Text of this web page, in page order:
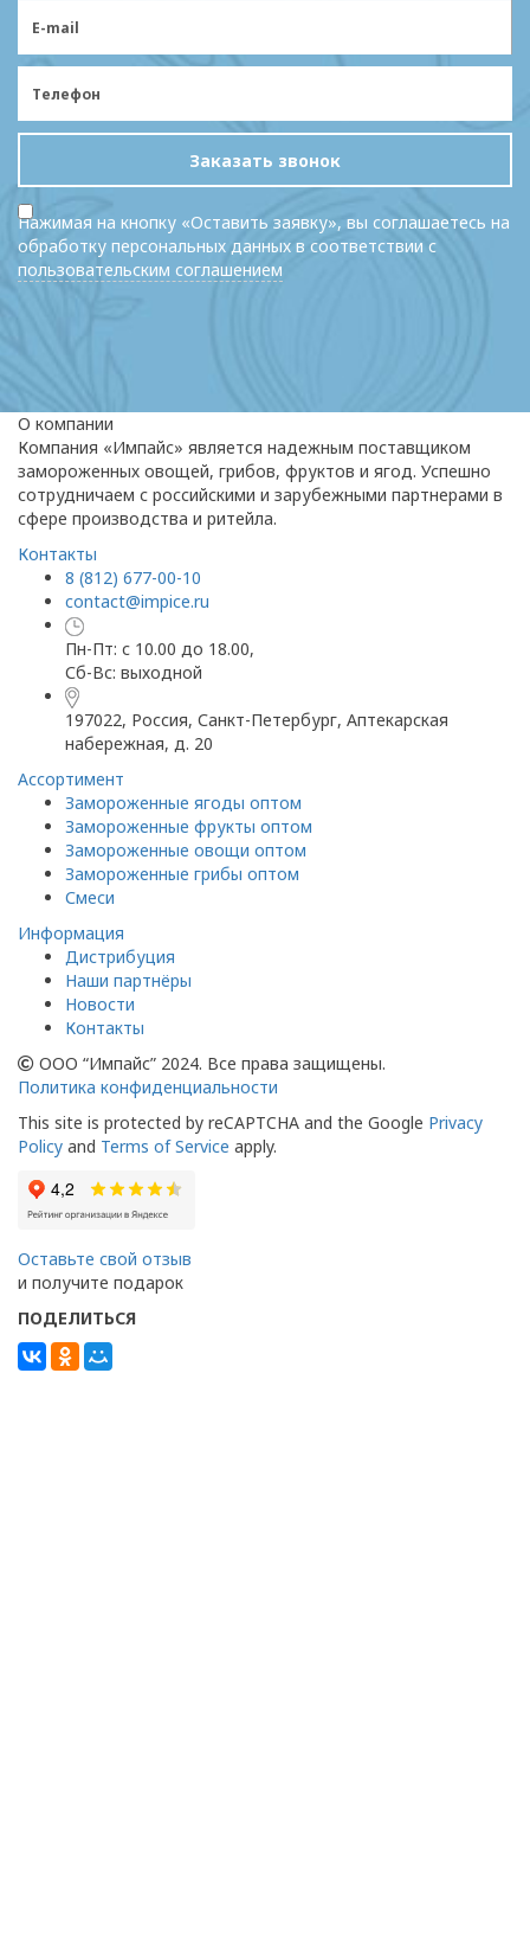
Заказать звонок
Нажимая на кнопку «Оставить заявку», вы соглашаетесь на
обработку персональных данных в соответствии с
пользовательским соглашением
О компании
Компания «Импайс» является надежным поставщиком
замороженных овощей, грибов, фруктов и ягод. Успешно
сотрудничаем с российскими и зарубежными партнерами в
сфере производства и ритейла.
Контакты
8 (812) 677-00-10
contact@impice.ru
Пн-Пт: с 10.00 до 18.00,
Сб-Вс: выходной
197022, Россия, Санкт-Петербург, Аптекарская
набережная, д. 20
Ассортимент
Замороженные ягоды оптом
Замороженные фрукты оптом
Замороженные овощи оптом
Замороженные грибы оптом
Смеси
Информация
Дистрибуция
Наши партнёры
Новости
Контакты
ООО “Импайс” 2024. Все права защищены.
Политика конфиденциальности
This site is protected by reCAPTCHA and the Google Privacy
Policy and Terms of Service apply.
Оставьте свой отзыв
и получите подарок
ПОДЕЛИТЬСЯ